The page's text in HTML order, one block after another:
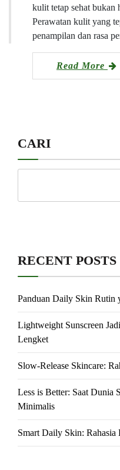
kulit tetap sehat bukan
Perawatan kulit yang
penampilan dan rasa
Read More
CARI
RECENT POSTS
Panduan Daily Skin Rutin
Lightweight Sunscreen
Lengket
Slow-Release Skincare:
Less is Better: Saat Dunia
Minimalis
Smart Daily Skin: